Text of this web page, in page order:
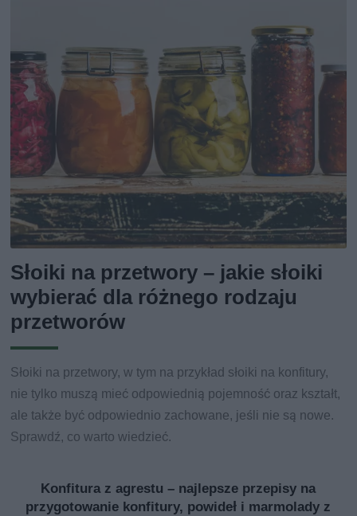
Słoiki na przetwory – jakie słoiki
wybierać dla różnego rodzaju
przetworów
Słoiki na przetwory, w tym na przykład słoiki na konfitury,
nie tylko muszą mieć odpowiednią pojemność oraz kształt,
ale także być odpowiednio zachowane, jeśli nie są nowe.
Sprawdź, co warto wiedzieć.
Konfitura z agrestu – najlepsze przepisy na
przygotowanie konfitury, powideł i marmolady z